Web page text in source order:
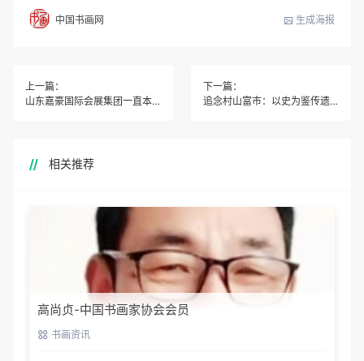
中国书画网 生成海报
上一篇：
山东嘉豪国际会展集团一直本着开拓创新、诚信经营的理念
下一篇：
追念村山富市：以史为鉴传遗志，笃行和平向未来
相关推荐
高尚贞-中国书画家协会会员
书画资讯